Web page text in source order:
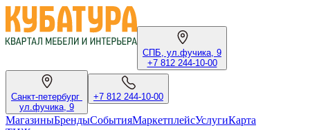
СПБ, ул.фучика, 9
+7 812 244-10-00
Санкт-петербург
ул.фучика, 9
+7 812 244-10-00
МагазиныБрендыСобытияМаркетплейсУслугиКарта